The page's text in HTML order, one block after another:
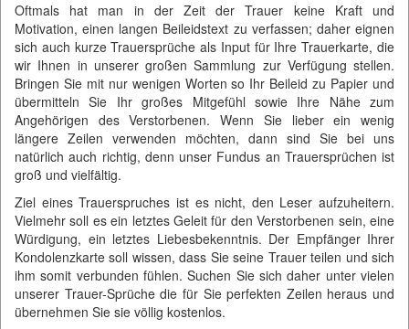
Oftmals hat man in der Zeit der Trauer keine Kraft und
Motivation, einen langen Beileidstext zu verfassen; daher eignen
sich auch kurze Trauersprüche als Input für Ihre Trauerkarte, die
wir Ihnen in unserer großen Sammlung zur Verfügung stellen.
Bringen Sie mit nur wenigen Worten so Ihr Beileid zu Papier und
übermitteln Sie Ihr großes Mitgefühl sowie Ihre Nähe zum
Angehörigen des Verstorbenen. Wenn Sie lieber ein wenig
längere Zeilen verwenden möchten, dann sind Sie bei uns
natürlich auch richtig, denn unser Fundus an Trauersprüchen ist
groß und vielfältig.
Ziel eines Trauerspruches ist es nicht, den Leser aufzuheitern.
Vielmehr soll es ein letztes Geleit für den Verstorbenen sein, eine
Würdigung, ein letztes Liebesbekenntnis. Der Empfänger Ihrer
Kondolenzkarte soll wissen, dass Sie seine Trauer teilen und sich
ihm somit verbunden fühlen. Suchen Sie sich daher unter vielen
unserer Trauer-Sprüche die für Sie perfekten Zeilen heraus und
übernehmen Sie sie völlig kostenlos.